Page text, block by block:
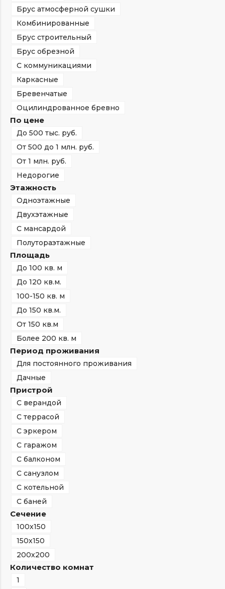
Брус атмосферной сушки
Комбинированные
Брус строительный
Брус обрезной
С коммуникациями
Каркасные
Бревенчатые
Оцилиндрованное бревно
По цене
До 500 тыс. руб.
От 500 до 1 млн. руб.
От 1 млн. руб.
Недорогие
Этажность
Одноэтажные
Двухэтажные
С мансардой
Полутораэтажные
Площадь
До 100 кв. м
До 120 кв.м.
100-150 кв. м
До 150 кв.м.
От 150 кв.м
Более 200 кв. м
Период проживания
Для постоянного проживания
Дачные
Пристрой
С верандой
С террасой
С эркером
С гаражом
С балконом
С санузлом
С котельной
С баней
Сечение
100х150
150х150
200х200
Количество комнат
1